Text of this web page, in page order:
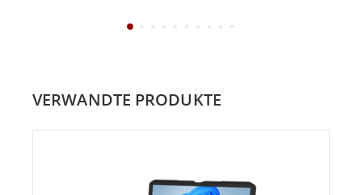
VERWANDTE PRODUKTE